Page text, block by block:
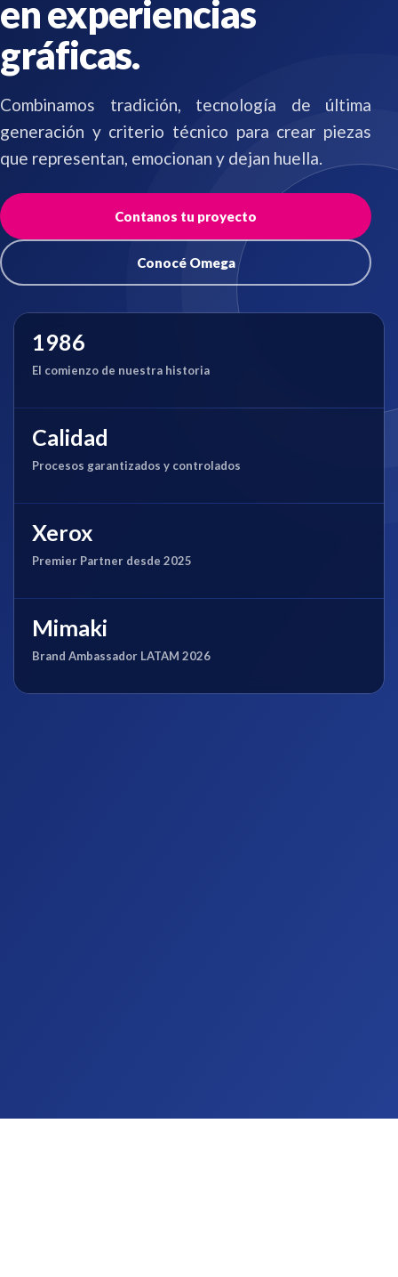
en experiencias
gráficas.
Combinamos tradición, tecnología de última
generación y criterio técnico para crear piezas
que representan, emocionan y dejan huella.
Contanos tu proyecto
Conocé Omega
1986
El comienzo de nuestra historia
Calidad
Procesos garantizados y controlados
Xerox
Premier Partner desde 2025
Mimaki
Brand Ambassador LATAM 2026